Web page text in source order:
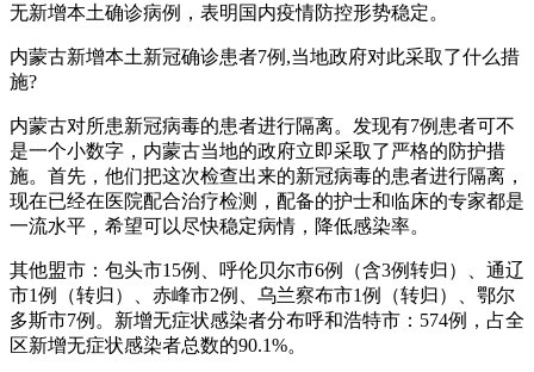
无新增本土确诊病例，表明国内疫情防控形势稳定。
内蒙古新增本土新冠确诊患者7例,当地政府对此采取了什么措
施?
内蒙古对所患新冠病毒的患者进行隔离。发现有7例患者可不
是一个小数字，内蒙古当地的政府立即采取了严格的防护措
施。首先，他们把这次检查出来的新冠病毒的患者进行隔离，
现在已经在医院配合治疗检测，配备的护士和临床的专家都是
一流水平，希望可以尽快稳定病情，降低感染率。
其他盟市：包头市15例、呼伦贝尔市6例（含3例转归）、通辽
市1例（转归）、赤峰市2例、乌兰察布市1例（转归）、鄂尔
多斯市7例。新增无症状感染者分布呼和浩特市：574例，占全
区新增无症状感染者总数的90.1%。